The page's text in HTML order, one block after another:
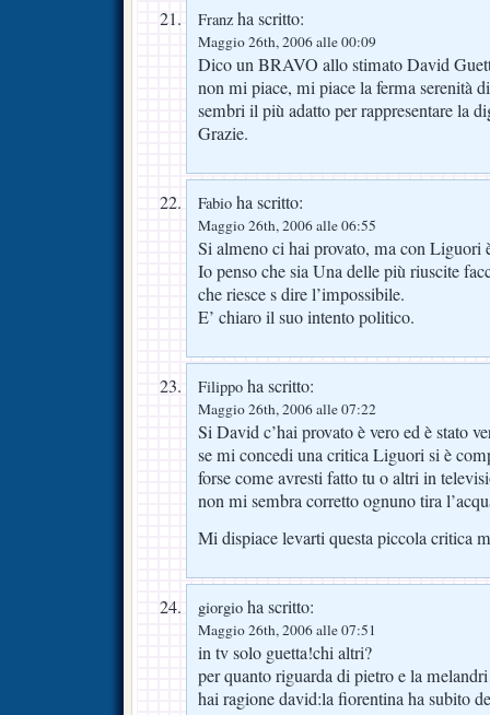
Franz ha scritto:
Maggio 26th, 2006 alle 00:09
Dico un BRAVO allo stimato David
non mi piace, mi piace la ferma serenità
sembri il più adatto per rappresentare la
Grazie.
Fabio ha scritto:
Maggio 26th, 2006 alle 06:55
Si almeno ci hai provato, ma con Liguori
Io penso che sia Una delle più riuscite
che riesce s dire l’impossibile.
E’ chiaro il suo intento politico.
Filippo ha scritto:
Maggio 26th, 2006 alle 07:22
Si David c’hai provato è vero ed è stato
se mi concedi una critica Liguori si è
forse come avresti fatto tu o altri in
non mi sembra corretto ognuno tira
Mi dispiace levarti questa piccola critica
giorgio ha scritto:
Maggio 26th, 2006 alle 07:51
in tv solo guetta!chi altri?
per quanto riguarda di pietro e la
hai ragione david:la fiorentina ha subito